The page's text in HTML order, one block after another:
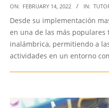
2022-
02-
14
ON: FEBRUARY 14, 2022 IN:
Desde su implementación
en una de las más populares
inalámbrica, permitiendo a
actividades en un entorno